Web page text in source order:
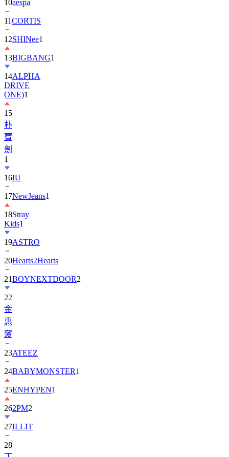
11CORTIS
12SHINee1
13BIGBANG
14ALPHA
DRIVE
ONE)1
15
朴
寶
劍
1
16
17NewJeans
18Stray
Kids
19ASTRO
20Hearts2Hearts
21BOYNEXTDOOR
22
金
惠
奫
23
24BABYMONSTER
25ENHYPEN1
262PM2
27ILLIT
28
丁
海